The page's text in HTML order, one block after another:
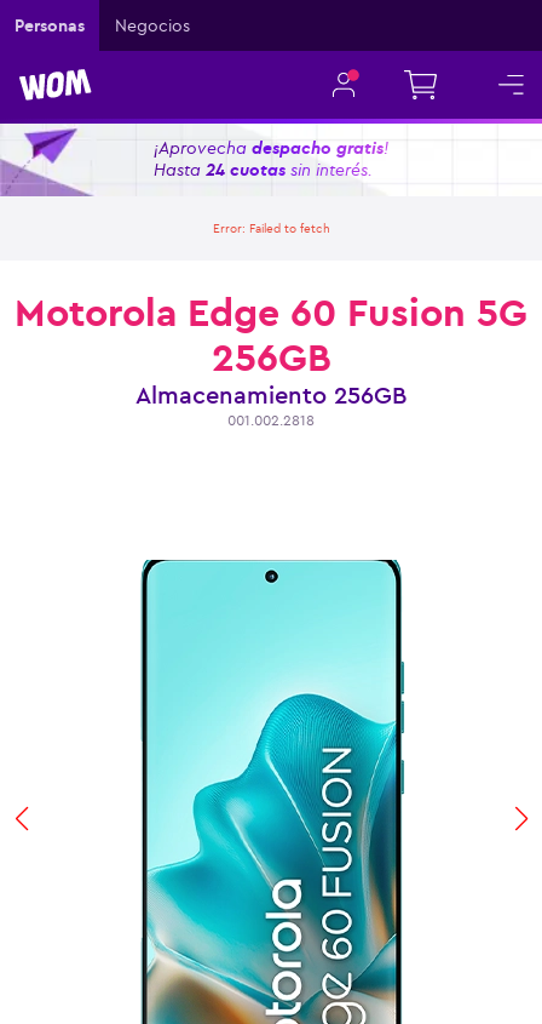
Personas Negocios
¡Aprovecha despacho gratis!
Hasta 24 cuotas sin interés.
Error: Failed to fetch
Motorola Edge 60 Fusion 5G
256GB
Almacenamiento 256GB
001.002.2818